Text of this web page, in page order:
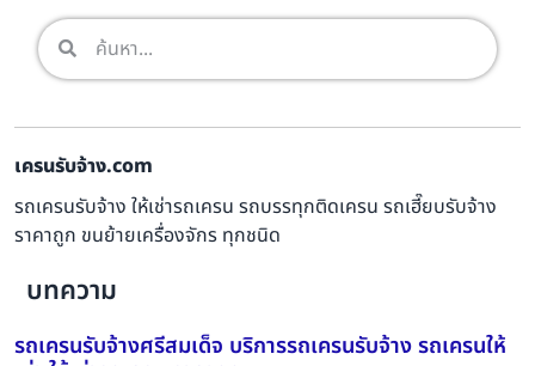
เครนรับจ้าง.com
รถเครนรับจ้าง ให้เช่ารถเครน รถบรรทุกติดเครน รถเฮี๊ยบรับจ้าง
ราคาถูก ขนย้ายเครื่องจักร ทุกชนิด
บทความ
รถเครนรับจ้างศรีสมเด็จ บริการรถเครนรับจ้าง รถเครนให้